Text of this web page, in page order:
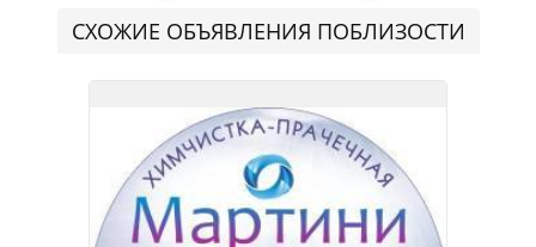
СХОЖИЕ ОБЪЯВЛЕНИЯ ПОБЛИЗОСТИ